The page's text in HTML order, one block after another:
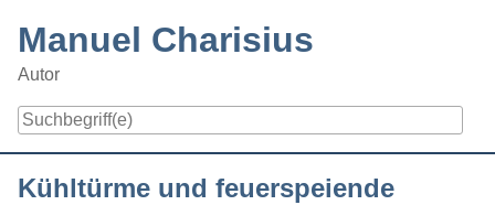
content
Manuel Charisius
Autor
Kühltürme und feuerspeiende